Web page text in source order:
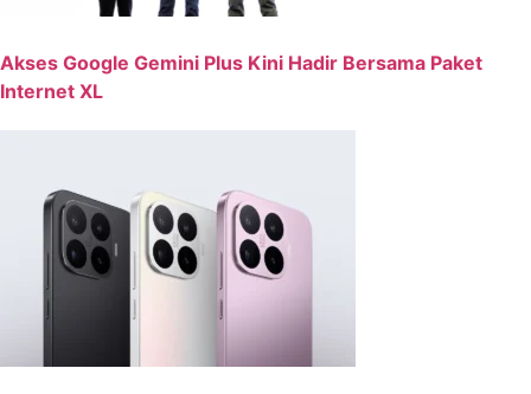
Akses Google Gemini Plus Kini Hadir Bersama Paket
Internet XL